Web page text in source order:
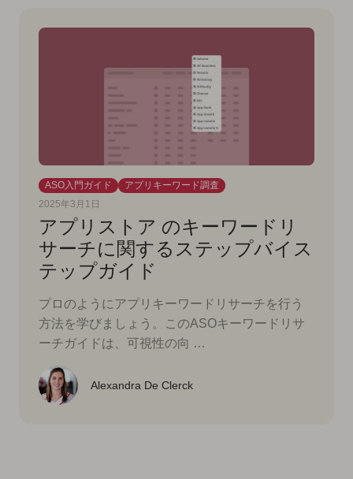
ASO入門ガイド
アプリキーワード調査
2025年3月1日
アプリストア のキーワードリ
サーチに関するステップバイス
テップガイド
プロのようにアプリキーワードリサーチを行う
方法を学びましょう。このASOキーワードリサ
ーチガイドは、可視性の向 …
Alexandra De Clerck